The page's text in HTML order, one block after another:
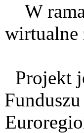
W
wirtualne
Projekt